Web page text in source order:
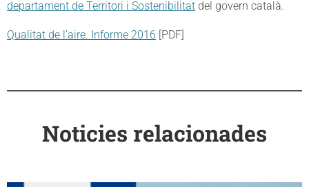
departament de Territori i Sostenibilitat del govern català.
Qualitat de l’aire. Informe 2016 [PDF]
Noticies relacionades